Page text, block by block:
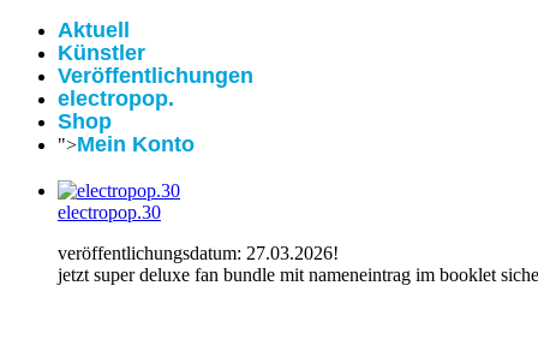
Aktuell
Künstler
Veröffentlichungen
electropop.
Shop
">Mein Konto
electropop.30
veröffentlichungsdatum: 27.03.2026!
jetzt super deluxe fan bundle mit nameneintrag im booklet